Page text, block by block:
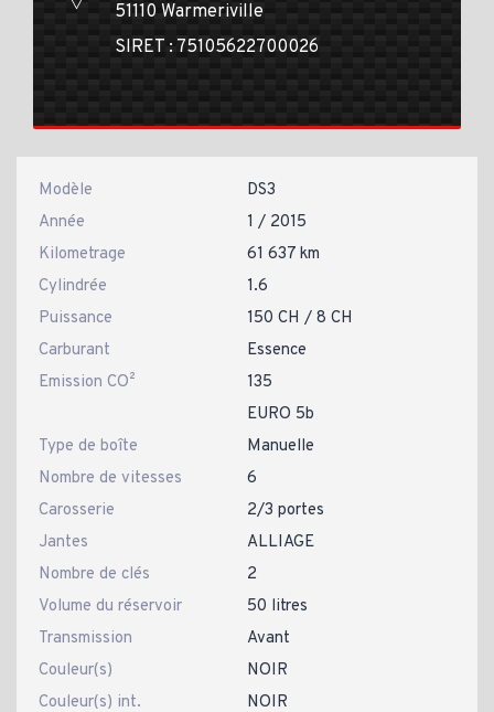
51110 Warmeriville
SIRET : 75105622700026
Modèle
DS3
Année
1 / 2015
Kilometrage
61 637 km
Cylindrée
1.6
Puissance
150 CH / 8 CH
Carburant
Essence
Emission CO²
135
EURO 5b
Type de boîte
Manuelle
Nombre de vitesses
6
Carosserie
2/3 portes
Jantes
ALLIAGE
Nombre de clés
2
Volume du réservoir
50 litres
Transmission
Avant
Couleur(s)
NOIR
Couleur(s) int.
NOIR